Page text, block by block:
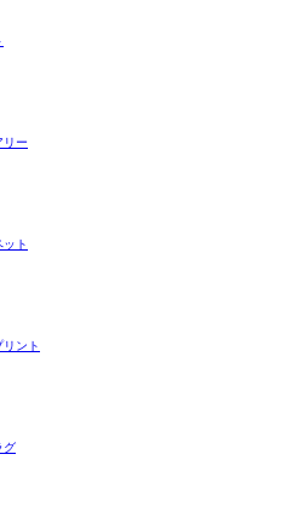
リー
ト
リント
グ